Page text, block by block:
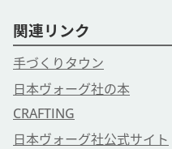
関連リンク
手づくりタウン
日本ヴォーグ社の本
CRAFTING
日本ヴォーグ社公式サイト